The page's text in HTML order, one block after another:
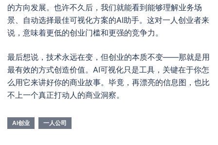
的方向发展。也许不久后，我们就能看到能够理解业务场
景、自动选择最佳可视化方案的AI助手。这对一人创业者来
说，意味着更低的创业门槛和更强的竞争力。
最后想说，技术永远在变，但创业的本质不变——那就是用
最有效的方式创造价值。AI可视化只是工具，关键在于你怎
么用它来讲好你的商业故事。毕竟，再漂亮的信息图，也比
不上一个真正打动人的商业洞察。
AI创业 一人公司